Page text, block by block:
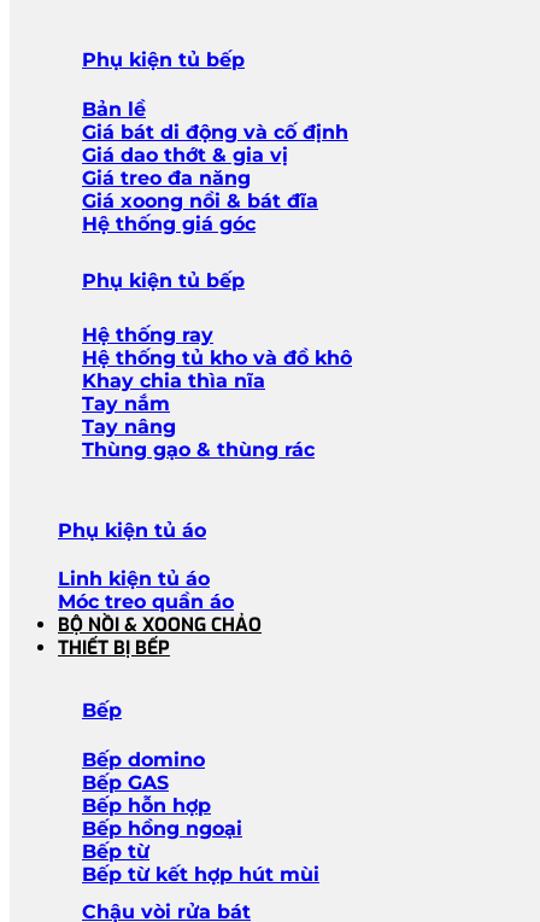
Phụ kiện tủ bếp
Bản lề
Giá bát di động và cố định
Giá dao thớt & gia vị
Giá treo đa năng
Giá xoong nồi & bát đĩa
Hệ thống giá góc
Phụ kiện tủ bếp
Hệ thống ray
Hệ thống tủ kho và đồ khô
Khay chia thìa nĩa
Tay nắm
Tay nâng
Thùng gạo & thùng rác
Phụ kiện tủ áo
Linh kiện tủ áo
Móc treo quần áo
BỘ NỒI & XOONG CHẢO
THIẾT BỊ BẾP
Bếp
Bếp domino
Bếp GAS
Bếp hỗn hợp
Bếp hồng ngoại
Bếp từ
Bếp từ kết hợp hút mùi
Chậu vòi rửa bát